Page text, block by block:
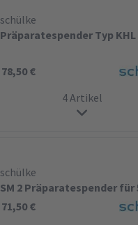
schülke
Präparatespender Typ KHL
78,50 €
4 Artikel
schülke
SM 2 Präparatespender für
71,50 €